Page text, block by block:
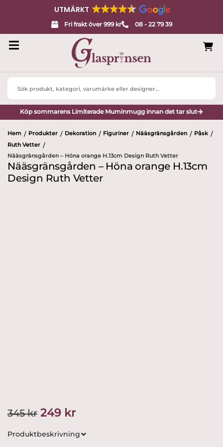
UTMÄRKT
Fri frakt över 999 kr 08 - 22 79 39
Search
Köp sommarens Limiterade Muminmugg innan det tar slut
Hem / Produkter / Dekoration / Figuriner / Nääsgränsgården / Påsk /
Ruth Vetter /
Nääsgränsgården – Höna orange H.13cm Design Ruth Vetter
Nääsgränsgården – Höna orange H.13cm
Design Ruth Vetter
345kr Det
ursprungliga
249 krDet
nuvarande
Produktbeskrivning